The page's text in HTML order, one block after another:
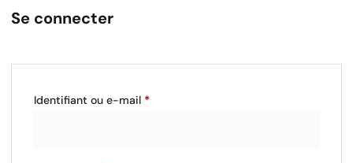
Se connecter
Identifiant ou e-mail *